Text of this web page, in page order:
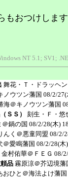
もおつけしま
NT 5.1; SV1;
舞花・Ｔ・ドラッヘ
ノウツン藩国 08/2/27(
海＠キノウツン藩国
ＳＳ）
刻生・Ｆ・悠
＠鍋の国 08/2/28(木)
んく＠悪童同盟 08/2/
＠愛鳴藩国 08/2/28(木
金村佑華＠ＦＥＧ 08/
品 霧原涼＠芥辺境藩
おひと＠海法よけ藩国